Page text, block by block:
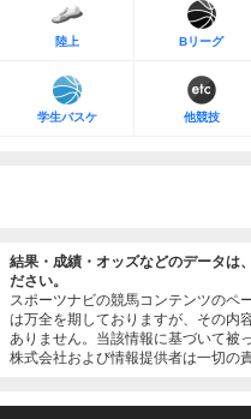
陸上 Bリーグ
学生バスケ 他競技
結果・成績・オッズなどのデータは
ださい。
スポーツナビの競馬コンテンツのペ
は万全を期しておりますが、その内
ありません。当該情報に基づいて被
株式会社および情報提供者は一切の